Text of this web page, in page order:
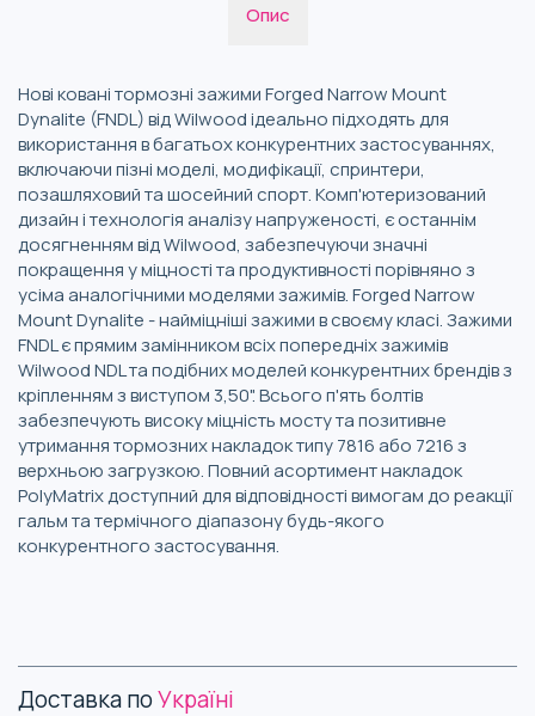
Опис
Нові ковані тормозні зажими Forged Narrow Mount
Dynalite (FNDL) від Wilwood ідеально підходять для
використання в багатьох конкурентних застосуваннях,
включаючи пізні моделі, модифікації, спринтери,
позашляховий та шосейний спорт. Комп'ютеризований
дизайн і технологія аналізу напруженості, є останнім
досягненням від Wilwood, забезпечуючи значні
покращення у міцності та продуктивності порівняно з
усіма аналогічними моделями зажимів. Forged Narrow
Mount Dynalite - найміцніші зажими в своєму класі. Зажими
FNDL є прямим замінником всіх попередніх зажимів
Wilwood NDL та подібних моделей конкурентних брендів з
кріпленням з виступом 3,50". Всього п'ять болтів
забезпечують високу міцність мосту та позитивне
утримання тормозних накладок типу 7816 або 7216 з
верхньою загрузкою. Повний асортимент накладок
PolyMatrix доступний для відповідності вимогам до реакції
гальм та термічного діапазону будь-якого
конкурентного застосування.
Доставка поУкраїні